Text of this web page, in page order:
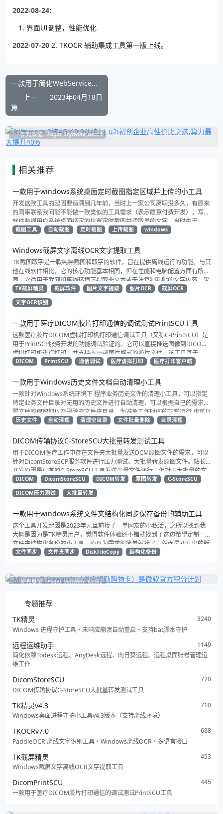
2022-08-24:
界面UI调整，性能优化
2022-07-202. TKOCR 辅助集成工具第一版上线。
一款用于简化WebService服务离线环境引用wsdl代码包导出小工具
上一
篇
2023年04月18日
补充展位 Pages_Software_Get#1
相关推荐
一款用于windows系统桌面定时截图指定区域并上传的小工具
开发这款工具的起因要追溯到几年前，当时上一家公司离职没多久，有原来
的同事联系我问能不能做一款类似的工具需求（表示愿意付费开发），写个
软件监视用户系统桌面特定的位置定时截图并读取里的文字，当时由于
TesseractOCR这块已经把我折腾的很反感了（工作量太大了）于是便婉拒
生了做一个适用范围更广的屏幕自动抓取上传，只需要事先设定好指定位置
（允许多个），工具就会定时截图并往指定的地址推送，适合需要定时监听
指定屏幕区域内容来判断内容是否变更的业务。
截图工具 自动截图 定时截图 上传截图 windows
Windows截屏文字离线OCR文字提取工具
TK截图取字是一款纯粹截图和取字的软件，旨在提供离线运行的功能。与其
他在线软件相比，它的核心功能基本相同，但在性能和电脑配置方面有所不
同。它适用于联网和离线环境下提取非文本或无法复制粘贴的文字内容。采
用paddleocr识别引擎，具有高识别率和准确性。建议下载TK截屏精灵以体
验识别效果。
TK截屏精灵 截屏软件 图片文字提取 图片OCR
截屏OCR
文字OCR识别
一款用于医疗DICOM胶片打印通信的调试测试PrintSCU工具
这款医疗胶片DICOM虚拟打印机打印通信调试工具（又称C-PrintSCU）是
用于PrintSCP服务开发的功能调试验证的。它可以直接推送图像到DICOM
虚拟打印机进行打印，并支持dcm或图片格式的胶片文件。该工具基于
DICOM 3.0标准开发，测试验证了多款网络上的虚拟打印软件的正常打印功
息输出，可用于排查客户端和服务端的通信协议问题。
DICOM PrintSCU 通信调试 医疗虚拟打印 医疗打印客户端
一款用于Windows历史文件文档自动清理小工具
一款针对Windows系统环境下 程序业务历史文件的清理小工具，可以指定
特定业务文件目录对无用的历史文件进行自动清理，可以根据自己的需求设
置文件的保留期以及删除空文件夹目录。为避免工作时间的正常运行 也可以
设置闲时执行（0点到7点）。
历史文件 自动清理 清理空目录 文件批量删除 目录清理
DICOM传输协议C-StoreSCU大批量转发测试工具
用于DICOM医疗工作中存在文件夹大批量发送DCM原图文件的需求，可以
针对DicomStoreSCP服务软件进行压力测试、大批量转发原图文件。站长
开发原因是已有的C-StoreSCU工具发送少量文件还行，但对于大批量的文
件发送实在力有未逮，于是就开发了一个大批量的发送测试工具（C-
StoreSCU）专门用于工作测试的版本，然后再基于这一版的软件美化下界
面后就诞生了这款DicomStoreSCU。
DICOM DicomStoreSCU DICOM转发 原图转发
C-StoreSCU
DICOM压力测试
大批量转发
一款用于windows系统文件夹结构化同步保存备份的辅助工具
这个工具开发起因是2023年元旦前接了一单网友的小私活，之所以找到我
大概是因为是TK精灵用户，觉得软件体验还不错就找到了这边希望定制一款
文件夹结构化备份的小工具，原以为需求很简单就接了，然而最初开出的版
本体验备份效率却非常的拉跨，期间对方给我提供了一些比较好的建议和思
展示最新的n条）
文件同步 文件夹同步 DiskFileCopy 结构化备份
补充展位 Pages_Software_Get#2
专题推荐
TK精灵
3240
Windows 进程守护工具・未响应崩溃自动重启・支持bat脚本守护
远程运维助手
1149
简化依赖Todesk远程、AnyDesk远程、向日葵远程、远程桌面账号管理运
维工作
DicomStoreSCU
770
DICOM传输协议C-StoreSCU大批量转发测试工具
TK精灵v4.3
710
Windows桌面进程守护小工具v4.3版本（支持离线环境）
TKOCRv7.0
688
PaddleOCR 离线文字识别工具・Windows离线OCR・多语言接口
TK截屏精灵
453
Windows截屏文字离线OCR文字提取工具
DicomPrintSCU
445
一款用于医疗DICOM胶片打印通信的调试测试PrintSCU工具